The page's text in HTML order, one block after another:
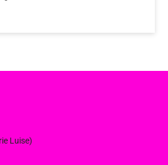
Luise)